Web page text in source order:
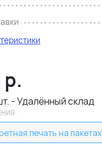
р.
- Удалённый склад
печать на пакетах